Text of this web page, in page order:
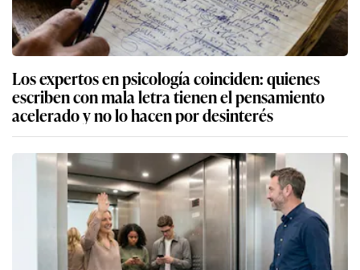
Los expertos en psicología coinciden: quienes
escriben con mala letra tienen el pensamiento
acelerado y no lo hacen por desinterés